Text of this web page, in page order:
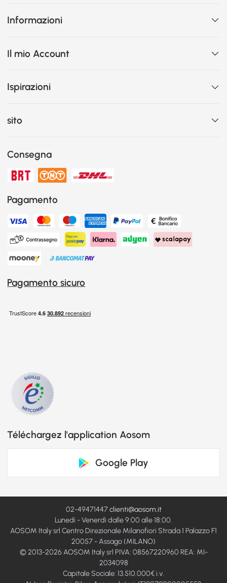
Informazioni
Il mio Account
Ispirazioni
sito
Consegna
Pagamento
Pagamento sicuro
Téléchargez l'application Aosom
Google Play
02-49471447clienti@aosom.it
Lunedì - Venerdì dalle 9:00 alle 18:00.
AOSOM Italy srl Centro Direzionale Milanofiori Strada 1 Palazzo F1
20057 - Assago (MILANO)
© 2013-2026 AOSOM Italy srl PIVA: 08567220960 REA: MI-
2034098
Capitale Sociale: 13.510.000€ i.v.